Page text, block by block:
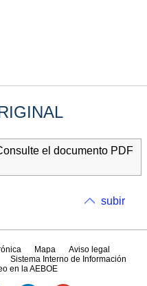
el documento PDF
subir
Mapa
Aviso legal
Sistema Interno de Información
en la AEBOE